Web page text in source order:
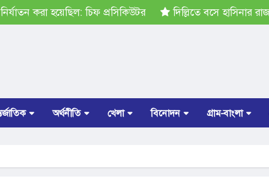
করা হয়েছিল: চিফ প্রসিকিউটর দিল্লিতে বসে হাসিনার
অর্থনীতি খেলা বিনোদন গ্রাম-বাংলা